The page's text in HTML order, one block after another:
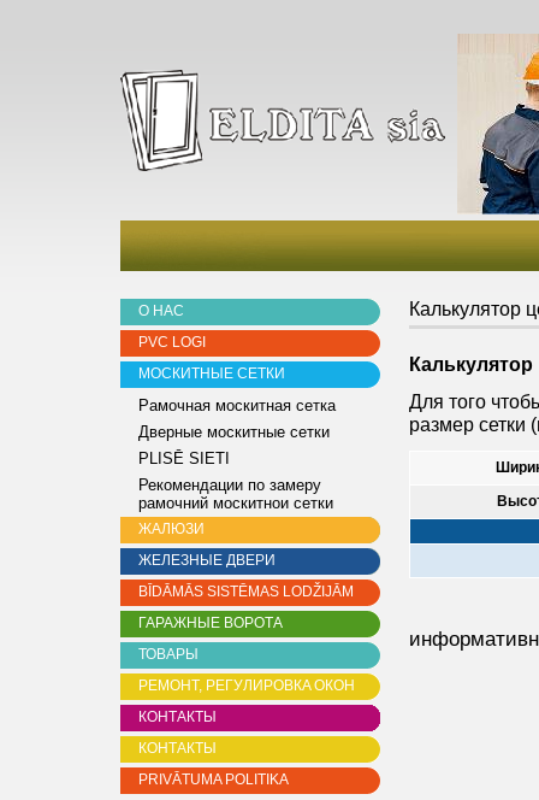
О НАС
PVC LOGI
МОСКИТНЫЕ СЕТКИ
Рамочная москитная сетка
Дверные москитные сетки
PLISĒ SIETI
Рекомендации по замеру
pамочний москитнои сетки
ЖАЛЮЗИ
ЖЕЛЕЗНЫЕ ДВЕРИ
BĪDĀMĀS SISTĒMAS LODŽIJĀM
ГАРАЖНЫЕ ВОРОТА
ТОВАРЫ
PЕМОНТ, РЕГУЛИРОВКA ОКОН
КОНТАКТЫ
КОНТАКТЫ
PRIVĀTUMA POLITIKA
Калькулятор
Для того
размер сетки